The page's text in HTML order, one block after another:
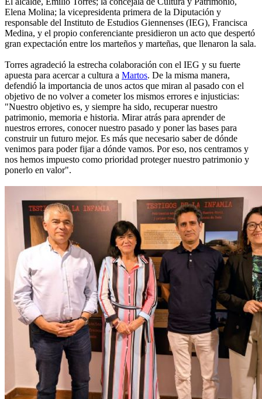
Elena Molina; la vicepresidenta primera de la Diputación y
responsable del Instituto de Estudios Giennenses (IEG), Francisca
Medina, y el propio conferenciante presidieron un acto que despertó
gran expectación entre los marteños y marteñas, que llenaron la sala.
Torres agradeció la estrecha colaboración con el IEG y su fuerte
apuesta para acercar a cultura a Martos. De la misma manera,
defendió la importancia de unos actos que miran al pasado con el
objetivo de no volver a cometer los mismos errores e injusticias:
"Nuestro objetivo es, y siempre ha sido, recuperar nuestro
patrimonio, memoria e historia. Mirar atrás para aprender de
nuestros errores, conocer nuestro pasado y poner las bases para
construir un futuro mejor. Es más que necesario saber de dónde
venimos para poder fijar a dónde vamos. Por eso, nos centramos y
nos hemos impuesto como prioridad proteger nuestro patrimonio y
ponerlo en valor".